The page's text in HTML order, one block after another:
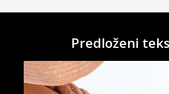
Predloženi